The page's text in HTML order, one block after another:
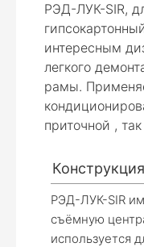
РЭД-ЛУК-SIR,
интересным
легкого
рамы.
приточной ,
Конструкция
РЭД-ЛУК-SIR
съёмную
используется